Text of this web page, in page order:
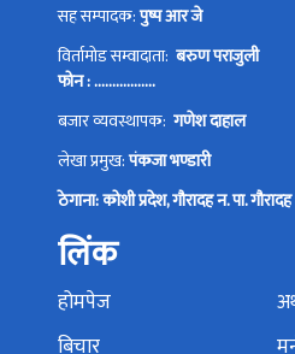
सह सम्पादक:पुष्प आर जे
विर्तामोड सम्वादाता: बरुण पराजुली
फोन : .................
बजार व्यवस्थापक: गणेश दाहाल
लेखा प्रमुख:पंकजा भण्डारी
ठेगाना: कोशी प्रदेश, गौरादह न. पा.
लिंक
होमपेज
बिचार